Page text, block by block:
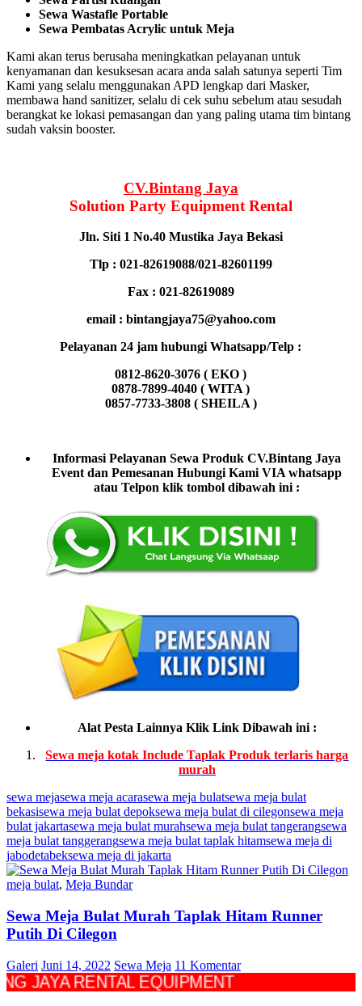
Sewa Wastafle Portable
Sewa Pembatas Acrylic untuk Meja
Kami akan terus berusaha meningkatkan pelayanan untuk
kenyamanan dan kesuksesan acara anda salah satunya seperti Tim
Kami yang selalu menggunakan APD lengkap dari Masker,
membawa hand sanitizer, selalu di cek suhu sebelum atau sesudah
berangkat ke lokasi pemasangan dan yang paling utama tim bintang
sudah vaksin booster.
CV.Bintang Jaya
Solution Party Equipment Rental
Jln. Siti 1 No.40 Mustika Jaya Bekasi
Tlp : 021-82619088/021-82601199
Fax : 021-82619089
email : bintangjaya75@yahoo.com
Pelayanan 24 jam hubungi Whatsapp/Telp :
0812-8620-3076 ( EKO )
0878-7899-4040 ( WITA )
0857-7733-3808 ( SHEILA )
Informasi Pelayanan Sewa Produk CV.Bintang Jaya
Event dan Pemesanan Hubungi Kami VIA whatsapp
atau Telpon klik tombol dibawah ini :
Alat Pesta Lainnya Klik Link Dibawah ini :
Sewa meja kotak Include Taplak Produk terlaris harga
murah
sewa mejasewa meja acarasewa meja bulatsewa meja bulat
bekasisewa meja bulat depoksewa meja bulat di cilegonsewa meja
bulat jakartasewa meja bulat murahsewa meja bulat tangerangsewa
meja bulat tanggerangsewa meja bulat taplak hitamsewa meja di
jabodetabeksewa meja di jakarta
meja bulat, Meja Bundar
Sewa Meja Bulat Murah Taplak Hitam Runner
Putih Di Cilegon
Galeri Juni 14, 2022 Sewa Meja 11 Komentar
RENTAL EQUIPMENT